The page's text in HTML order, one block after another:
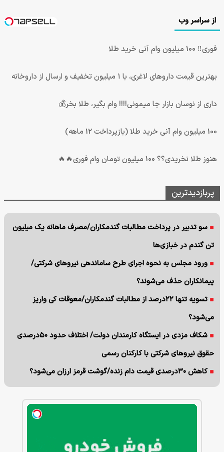
از سراسر وب
فوری‼️ 100 میلیون وام آنی خرید طلا
بهترین قیمت داروهای لاغری، با ۱ میلیون تخفیف و ارسال از داروخانه‌
داری از نوسان بازار جا میمونی!!!! وام بگیر، طلا بخر💰
100 میلیون وام آنی خرید طلا (بازپرداخت 12 ماهه)
هنوز طلا نخریدی؟؟ 100 میلیون تومان وام فوری🔥🔥
پربازدیدترین
سو تدبیر در پرداخت مطالبات گندمکاران/مصرف ماهانه یک میلیون
تن گندم در خبازی‌ها
ورود مجلس به نحوه اجرای طرح ساماندهی نیروهای شرکتی/
پیمانکاران حذف می‌شوند؟
تسویه تنها ۲۲درصد از مطالبات گندمکاران/معوقات کی واریز
می‌شود؟
شکاف مزدی در ایستگاه کارمندان دولت/ اختلاف حدود ۵۰درصدی
حقوق نیروهای شرکتی با کارکنان رسمی
کاهش ۳۰درصدی قیمت دام زنده/گوشت قرمز ارزان می‌شود؟